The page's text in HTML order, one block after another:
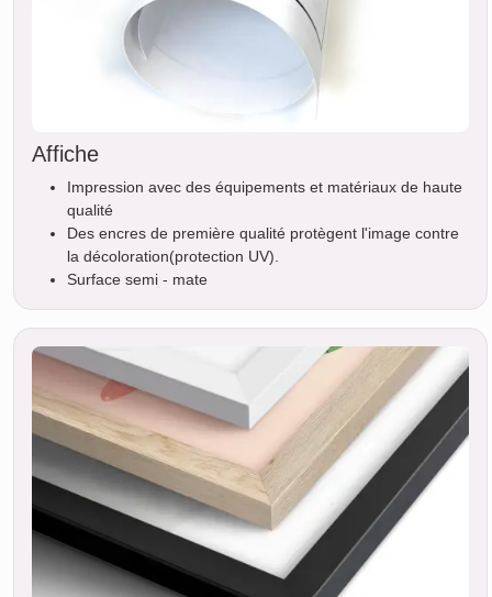
Affiche
Impression avec des équipements et matériaux de haute
qualité
Des encres de première qualité protègent l'image contre
la décoloration(protection UV).
Surface semi - mate